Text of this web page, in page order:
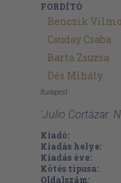
FORDÍTÓ
Benczik
Csuday Csaba
Barta Zsuzsa
Dés Mihály
Budapest
'Julio Cortázar:
Kiadó:
Kiadás helye:
Kiadás éve:
Kötés típusa:
Oldalszám: